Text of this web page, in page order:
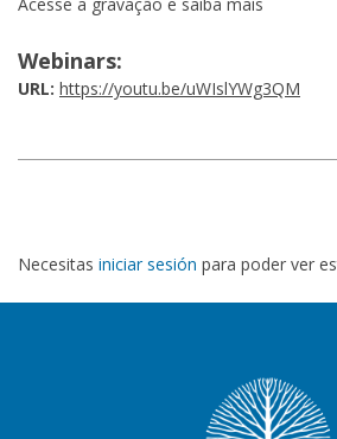
Acesse a gravação e saiba mais
Webinars:
URL: https://youtu.be/uWIslYWg3QM
Necesitas iniciar sesión para poder ver